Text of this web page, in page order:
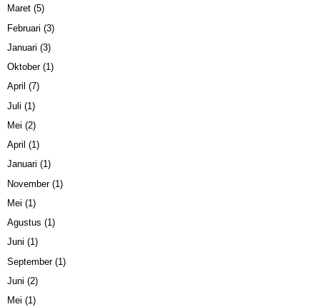
Maret (5)
Februari (3)
Januari (3)
Oktober(1)
April (7)
Juli (1)
Mei (2)
April (1)
Januari (1)
November(1)
Mei (1)
Agustus (1)
Juni (1)
September(1)
Juni (2)
Mei (1)